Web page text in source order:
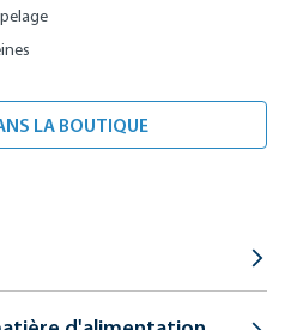
LA BOUTIQUE